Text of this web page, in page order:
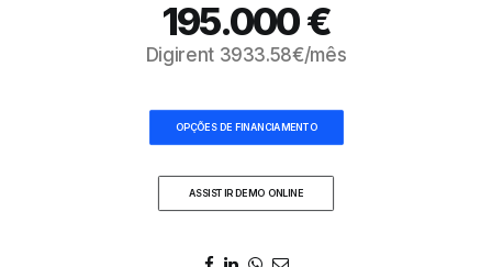
DIGIDELTA ACADEMY
195.000€
Digirent 3933.58€/mês
OPÇÕES DE FINANCIAMENTO
ASSISTIR DEMO ONLINE